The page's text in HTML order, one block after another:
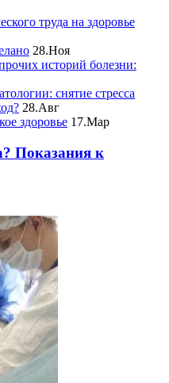
труда на здоровье
28.Ноя
историй болезни:
снятие стресса
28.Авг
здоровье 17.Мар
Показания к